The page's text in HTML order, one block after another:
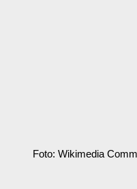
Foto: Wikimedia